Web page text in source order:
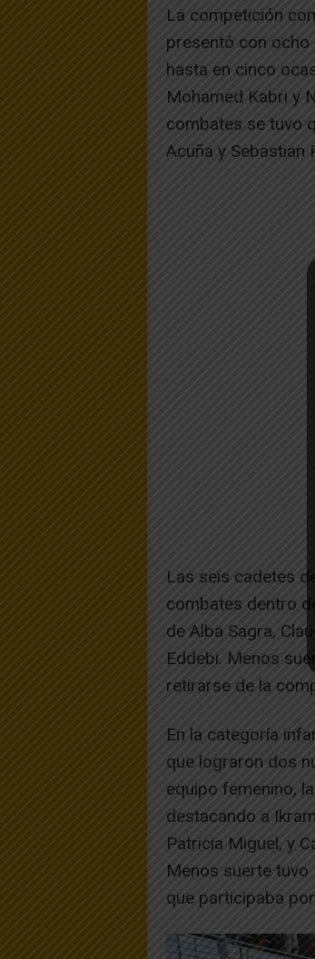
La competición
presentó con
hasta en cinco
Mohamed Kabri y
combates se tuvo
Acuña y Sebastian
Las seis cadetes
combates dentro
de Alba Sagra,
Eddebi. Menos
retirarse de la
En la categoría
que lograron dos
equipo femenino,
destacando a
Patricia Miguel, y
Menos suerte tuvo
que participaba